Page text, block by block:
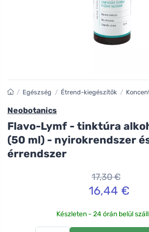
/ Egészség / Étrend-kiegészítők /
Neobotanics
Flavo-Lymf - tinktúra
(50 ml) - nyirokrendszer
érrendszer
17,30 €
16,44 €
Készleten - 24 órán belül